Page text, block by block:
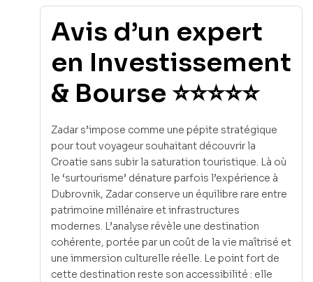
Avis d’un expert
en Investissement
& Bourse ⭐⭐⭐⭐⭐
Zadar s’impose comme une pépite stratégique
pour tout voyageur souhaitant découvrir la
Croatie sans subir la saturation touristique. Là où
le ‘surtourisme’ dénature parfois l’expérience à
Dubrovnik, Zadar conserve un équilibre rare entre
patrimoine millénaire et infrastructures
modernes. L’analyse révèle une destination
cohérente, portée par un coût de la vie maîtrisé et
une immersion culturelle réelle. Le point fort de
cette destination reste son accessibilité : elle